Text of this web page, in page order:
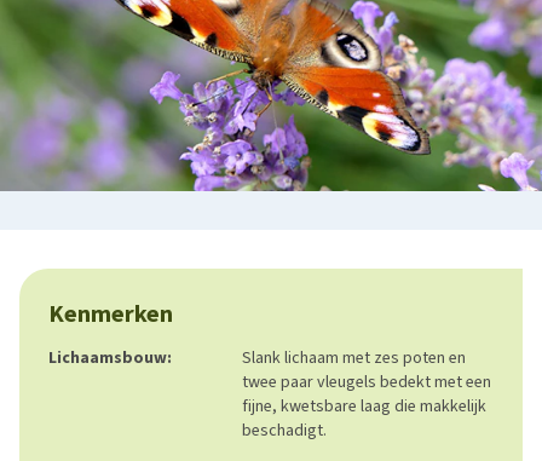
Kenmerken
Lichaamsbouw:
Slank lichaam met zes poten en
twee paar vleugels bedekt met een
fijne, kwetsbare laag die makkelijk
beschadigt.